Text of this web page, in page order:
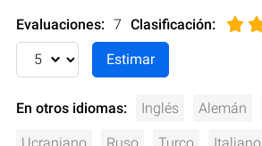
Evaluaciones: 7 Clasificación:
En otros idiomas: Inglés Alemán
Ucraniano Ruso Turco Italiano